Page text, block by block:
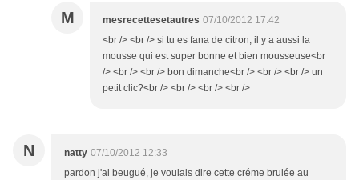
M mesrecettesetautres 07/10/2012 17:42
<br /> <br /> si tu es fana de citron, il y a aussi la
mousse qui est super bonne et bien mousseuse<br
/> <br /> <br /> bon dimanche<br /> <br /> <br /> un
petit clic?<br /> <br /> <br /> <br />
N natty 07/10/2012 12:33
pardon j'ai beugué, je voulais dire cette créme brulée au